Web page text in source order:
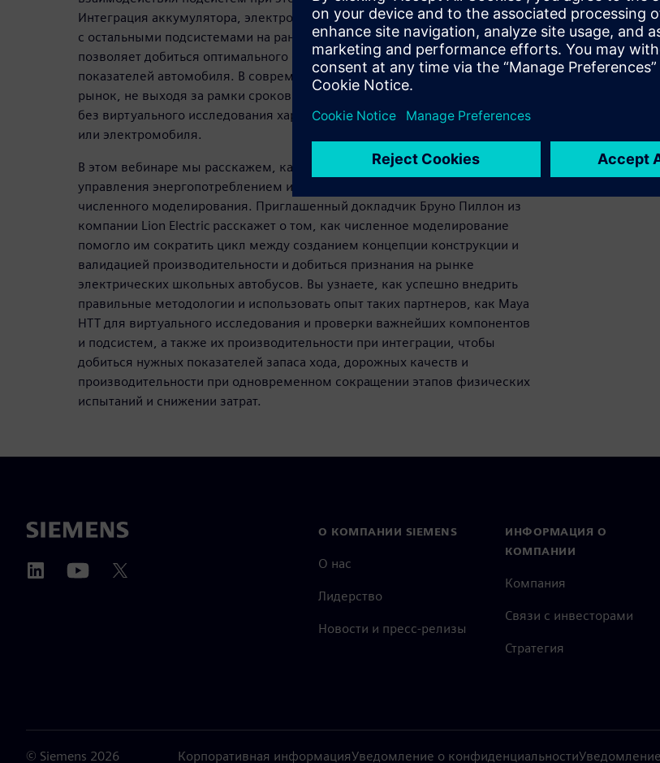
Интеграция аккумулятора, электродвигателей, инверторов, генераторов
с остальными подсистемами на ранних этапах проектного цикла
позволяет добиться оптимального баланса расхода энергии и других
показателей автомобиля. В современных условиях вывести изделие на
рынок, не выходя за рамки сроков и бюджета, практически невозможно
без виртуального исследования характеристик конфигураций гибрида
или электромобиля.
В этом вебинаре мы расскажем, как ускорить валидацию стратегий
управления энергопотреблением и теплопередачей для xEV с помощью
численного моделирования. Приглашенный докладчик Бруно Пиллон из
компании Lion Electric расскажет о том, как численное моделирование
помогло им сократить цикл между созданием концепции конструкции и
валидацией производительности и добиться признания на рынке
электрических школьных автобусов. Вы узнаете, как успешно внедрить
правильные методологии и использовать опыт таких партнеров, как Maya
HTT для виртуального исследования и проверки важнейших компонентов
и подсистем, а также их производительности при интеграции, чтобы
добиться нужных показателей запаса хода, дорожных качеств и
производительности при одновременном сокращении этапов физических
испытаний и снижении затрат.
О КОМПАНИИ SIEMENS
О нас
Лидерство
Новости и пресс-релизы
ИНФОРМАЦИЯ О
КОМПАНИИ
Компания
Связи с инвесторами
Стратегия
© Siemens 2026 Корпоративная информацияУведомление о конфиденциальности